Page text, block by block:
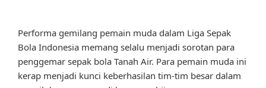
Performa gemilang pemain muda dalam Liga Sepak
Bola Indonesia memang selalu menjadi sorotan para
penggemar sepak bola Tanah Air. Para pemain muda ini
kerap menjadi kunci keberhasilan tim-tim besar dalam